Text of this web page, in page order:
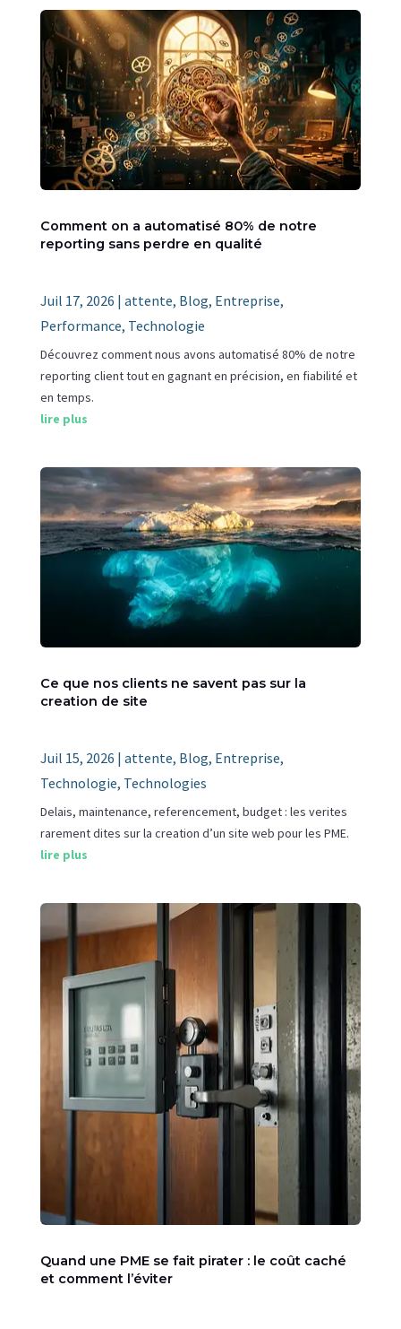
Comment on a automatisé 80% de notre
reporting sans perdre en qualité
Juil 17, 2026 | attente, Blog, Entreprise,
Performance, Technologie
Découvrez comment nous avons automatisé 80% de notre
reporting client tout en gagnant en précision, en fiabilité et
en temps.
lire plus
Ce que nos clients ne savent pas sur la
creation de site
Juil 15, 2026 | attente, Blog, Entreprise,
Technologie, Technologies
Delais, maintenance, referencement, budget : les verites
rarement dites sur la creation d’un site web pour les PME.
lire plus
Quand une PME se fait pirater : le coût caché
et comment l’éviter